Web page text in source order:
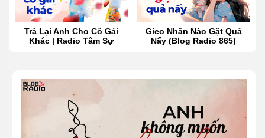
Trả Lại Anh Cho Cô Gái
Khác | Radio Tâm Sự
Gieo Nhân Nào Gặt Quả
Nấy (Blog Radio 865)